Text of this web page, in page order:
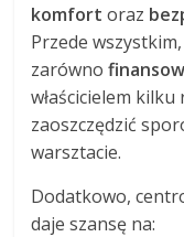
komfort oraz
Przede
zarówno
właścicielem
zaoszczędzić
warsztacie.
Dodatkowo,
daje szansę na: